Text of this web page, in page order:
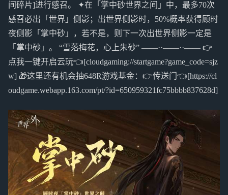
间碎片]进行感召。 ✦在「掌中砂世界之间」中，最多70次
感召必出「世界」侧影；出世界侧影时，50%概率获得顾时
夜侧影「掌中砂」，若不是，则下一次出世界侧影一定是
「掌中砂」。 “雪落梅花，心上朱砂” ——··——··—— 👉
点我一键开启云玩👈[cloudgaming://startgame?game_code=sjz
w] 🎁这里还有机会抽648R游戏基金：👉传送门👈[https://cl
oudgame.webapp.163.com/pt/?id=650959321fc75bbbb837628d]